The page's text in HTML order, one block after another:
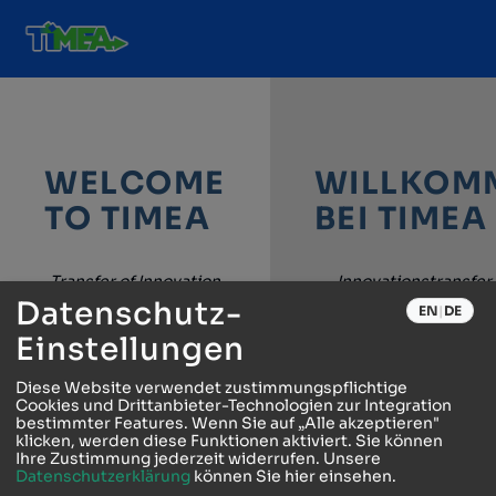
WELCOME
TO TIMEA
Transfer of Innovation
through Multilevel
Analysis
A platform for
analyzing complex
engineering and
innovation systems
using the Multilevel
BEI TIMEA
Innovationstransfer
innovativer
Verwendung der
der
(MEA). Testen Sie
Datenschutz-
Einstellungen
Diese Website verwendet zustimmungspflichtige
Cookies und Drittanbieter-Technologien zur Integration
bestimmter Features. Wenn Sie auf „Alle akzeptieren"
klicken, werden diese Funktionen aktiviert. Sie können
Ihre Zustimmung jederzeit widerrufen. Unsere
Datenschutzerklärung können Sie hier einsehen.
EN| DE